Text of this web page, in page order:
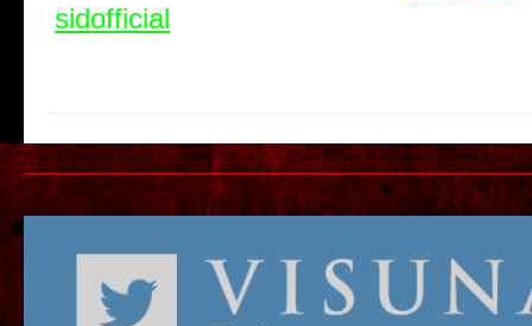
sidofficial